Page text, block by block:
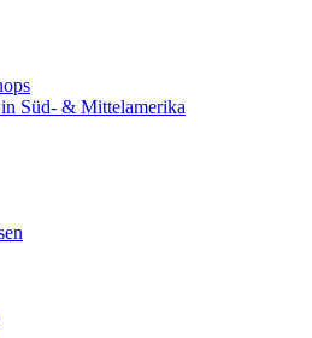
Süd- & Mittelamerika